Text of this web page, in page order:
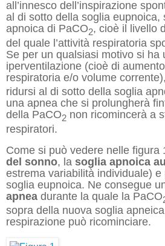
all’innesco dell’inspirazione
al di sotto della soglia eupnoica,
apnoica di PaCO2, cioè il livello
del quale l’attività respiratoria
Se per un qualsiasi motivo si ha
iperventilazione (cioè di
respiratoria e/o volume
ridursi al di sotto della soglia
una apnea che si prolungherà
della PaCO2 non ricomincerà a
respiratori.
Come si può vedere nelle figura
del sonno, la soglia apnoica
estrema variabilità individuale) e
soglia eupnoica. Ne consegue
apnea durante la quale la PaCO
sopra della nuova soglia
respirazione può ricominciare.